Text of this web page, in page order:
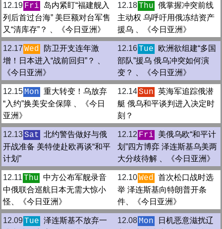
12.19 Fri
岛内紧盯“福建舰入
列后首过台海” 美巨额对台军售
又“清库存”？ 、《今日亚洲》
12.18Thu 俄掌握冲突前线
主动权 乌呼吁用俄冻结资产
援乌 、《今日亚洲》
12.17 Wed
防卫开支连年激
增！日本进入“战前回归”？ 、
《今日亚洲》
12.16Tue
欧洲欲组建“多国
部队”援乌 俄乌冲突如何演
变？ 、《今日亚洲》
12.15 Mon 重大转变！乌放弃
“入约”换美安全保障 、《今日
亚洲》
12.14Sun 英海军追踪俄潜
艇 俄乌和平谈判进入决定时
刻？
12.13Sat
北约警告做好与俄
开战准备 美特使赴欧再谈“和平
计划”
12.12 Fri
美俄乌欧“和平计
划”四方博弈 泽连斯基乌美两
大分歧待解 、《今日亚洲》
12.11 Thu 中方公布军舰录音
中俄联合巡航日本无需大惊小
怪、《今日亚洲》
12.10Wed 首次松口战时选
举 泽连斯基向特朗普开条
件、《今日亚洲》
12.09Tue 泽连斯基不放弃一
12.08 Mon
日机恶意滋扰辽